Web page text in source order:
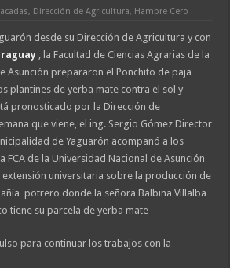
, Dirección de Agricultura, Hambre Cero
desde su Dirección de Agricultura y con
, la Facultad de Ciencias Agrarias de la
Asunción prepararon el Ponchito de paja
plantines de yerba mate contra el sol y
pronosticado por la Dirección de
que viene, el ing. Sergio Gómez Director
de Yaguarón acompañó a los
FCA de la Universidad Nacional de Asunción
extensión universitaria sobre la producción de
potrero donde la señora Balbina Villalba
tiene su parcela de yerba mate
para continuar los trabajos con la